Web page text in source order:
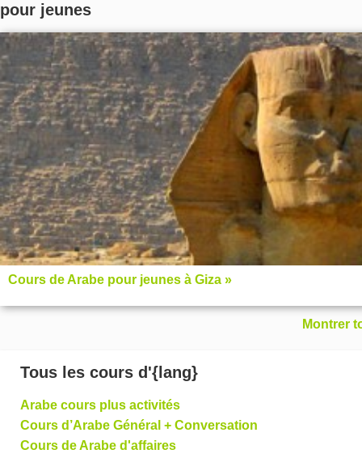
pour jeunes
Cours de Arabe pour jeunes à Giza »
Montrer
Tous les cours d'{lang}
Arabe cours plus activités
Cours d’Arabe Général + Conversation
Cours de Arabe d'affaires